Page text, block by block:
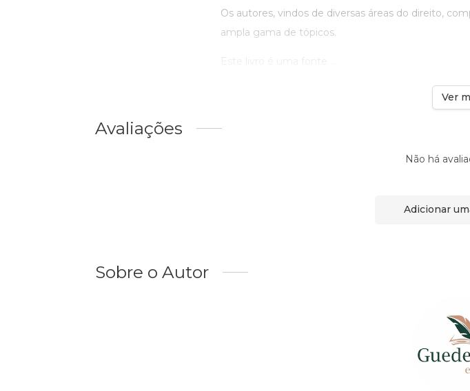
Os autores, vindos de diversas áreas do direito,
ampla gama de tópicos.
Ver
Avaliações
Não há
Adicionar
Sobre o Autor